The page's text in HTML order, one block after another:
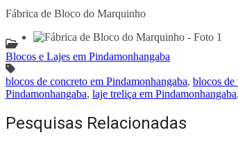
Fábrica de Bloco do Marquinho
Blocos e Lajes em Pindamonhangaba
blocos de concreto em Pindamonhangaba, blocos de
Pindamonhangaba, laje treliça em Pindamonhangaba,
Pesquisas Relacionadas